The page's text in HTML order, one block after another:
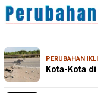
PERUBAHAN
Kota-Kota